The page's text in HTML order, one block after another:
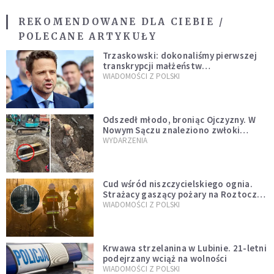
REKOMENDOWANE DLA CIEBIE /
POLECANE ARTYKUŁY
Trzaskowski: dokonaliśmy pierwszej
transkrypcji małżeństw
jednopłciowych. “Tak jak
WIADOMOŚCI Z POLSKI
Odszedł młodo, broniąc Ojczyzny. W
Nowym Sączu znaleziono zwłoki
mężczyzny z czasów potopu
WYDARZENIA
Cud wśród niszczycielskiego ognia.
Strażacy gaszący pożary na Roztoczu
opublikowali niezwykłe zdjęcie
WIADOMOŚCI Z POLSKI
Krwawa strzelanina w Lubinie. 21-letni
podejrzany wciąż na wolności
WIADOMOŚCI Z POLSKI